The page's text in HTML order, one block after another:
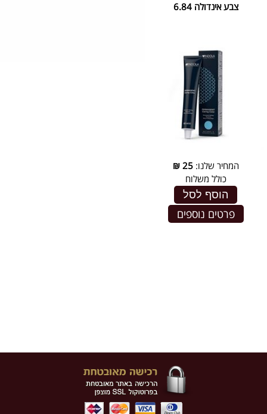
צבע אינדולה 6.84
המחיר שלנו:25
₪
כולל משלוח
הוסף לסל
פרטים נוספים